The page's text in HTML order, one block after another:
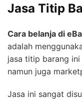
Jasa Titip
Cara belanja di
adalah
jasa titip barang ini
namun juga
Jasa ini sangat